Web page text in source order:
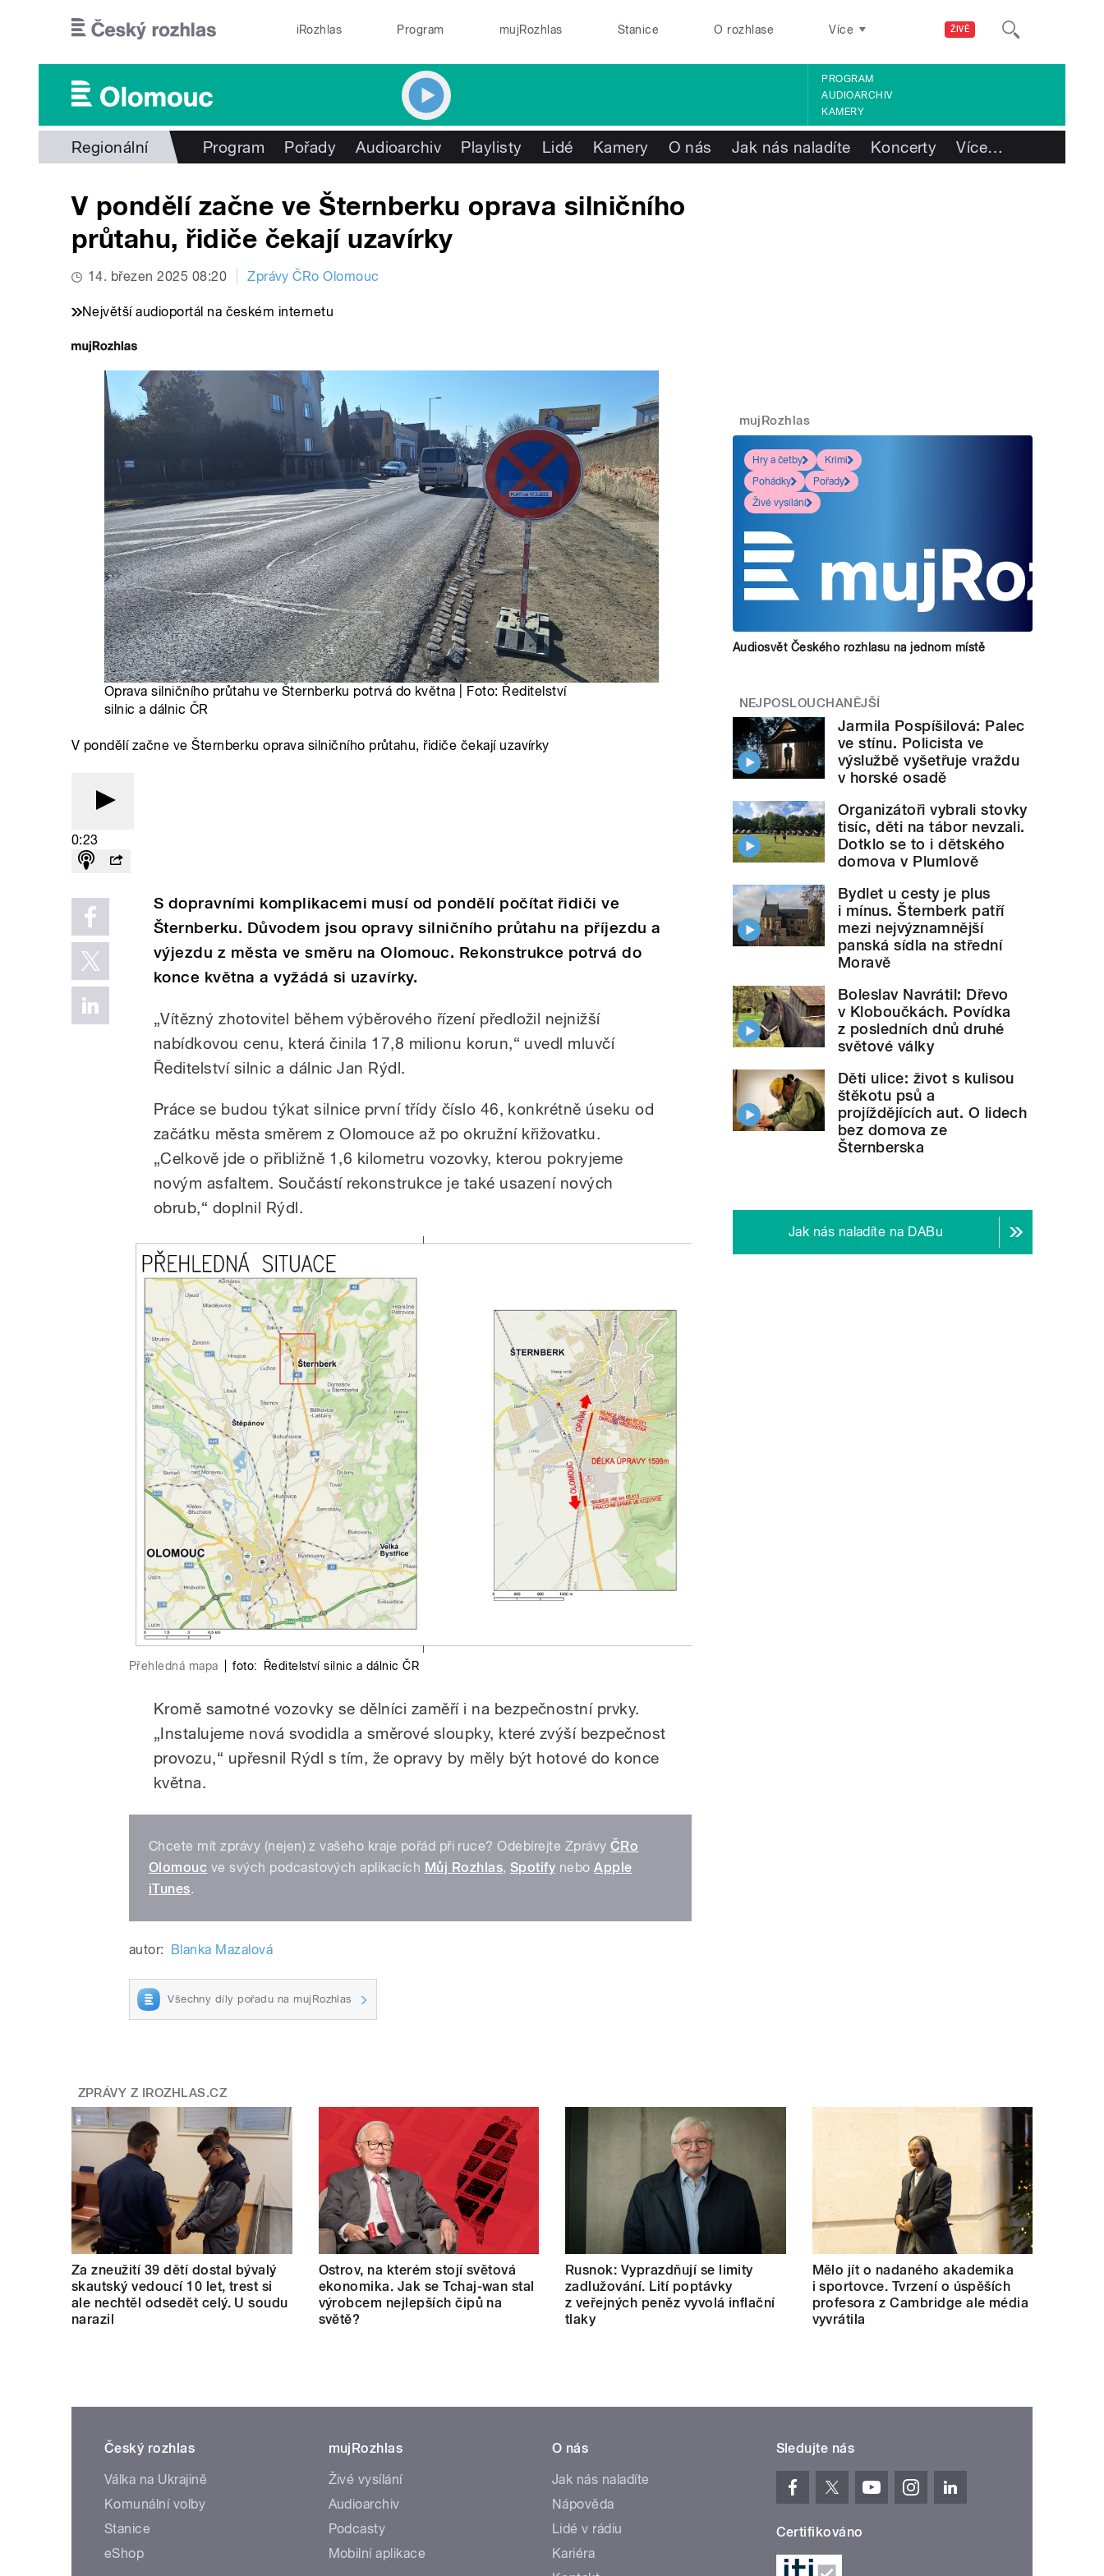
ŽIVĚ
iRozhlas Program mujRozhlas Stanice O rozhlase Více
PROGRAM
AUDIOARCHIV
KAMERY
Regionální Program Pořady Audioarchiv Playlisty Lidé Kamery O nás Jak nás naladíte Koncerty Více…
V pondělí začne ve Šternberku oprava silničního
průtahu, řidiče čekají uzavírky
14. březen 2025 08:20 Zprávy ČRo Olomouc
Největší audioportál na českém internetu
Oprava silničního průtahu ve Šternberku potrvá do května | Foto: Ředitelství
silnic a dálnic ČR
V pondělí začne ve Šternberku oprava silničního průtahu, řidiče čekají uzavírky
0:23
S dopravními komplikacemi musí od pondělí počítat řidiči ve
Šternberku. Důvodem jsou opravy silničního průtahu na příjezdu a
výjezdu z města ve směru na Olomouc. Rekonstrukce potrvá do
konce května a vyžádá si uzavírky.
„Vítězný zhotovitel během výběrového řízení předložil nejnižší
nabídkovou cenu, která činila 17,8 milionu korun,“ uvedl mluvčí
Ředitelství silnic a dálnic Jan Rýdl.
Práce se budou týkat silnice první třídy číslo 46, konkrétně úseku od
začátku města směrem z Olomouce až po okružní křižovatku.
„Celkově jde o přibližně 1,6 kilometru vozovky, kterou pokryjeme
novým asfaltem. Součástí rekonstrukce je také usazení nových
obrub,“ doplnil Rýdl.
Přehledná mapa foto: Ředitelství silnic a dálnic ČR
Kromě samotné vozovky se dělníci zaměří i na bezpečnostní prvky.
„Instalujeme nová svodidla a směrové sloupky, které zvýší bezpečnost
provozu,“ upřesnil Rýdl s tím, že opravy by měly být hotové do konce
května.
Chcete mít zprávy (nejen) z vašeho kraje pořád při ruce? Odebírejte Zprávy ČRo
Olomouc ve svých podcastových aplikacích Můj Rozhlas, Spotify neboApple
iTunes.
autor: Blanka Mazalová
Všechny díly pořadu na mujRozhlas
mujRozhlas
Hry a četby
Krimi
Pohádky
Pořady
Živé vysílání
Audiosvět Českého rozhlasu na jednom místě
NEJPOSLOUCHANĚJŠÍ
Jarmila Pospíšilová: Palec
ve stínu. Policista ve
výslužbě vyšetřuje vraždu
v horské osadě
Organizátoři vybrali stovky
tisíc, děti na tábor nevzali.
Dotklo se to i dětského
domova v Plumlově
Bydlet u cesty je plus
i mínus. Šternberk patří
mezi nejvýznamnější
panská sídla na střední
Moravě
Boleslav Navrátil: Dřevo
v Kloboučkách. Povídka
z posledních dnů druhé
světové války
Děti ulice: život s kulisou
štěkotu psů a
projíždějících aut. O lidech
bez domova ze
Šternberska
Jak nás naladíte na DABu
ZPRÁVY Z IROZHLAS.CZ
Za zneužití 39 dětí dostal bývalý
skautský vedoucí 10 let, trest si
ale nechtěl odsedět celý. U soudu
narazil
Ostrov, na kterém stojí světová
ekonomika. Jak se Tchaj-wan stal
výrobcem nejlepších čipů na
světě?
Rusnok: Vyprazdňují se limity
zadlužování. Lití poptávky
z veřejných peněz vyvolá inflační
tlaky
Mělo jít o nadaného akademika
i sportovce. Tvrzení o úspěších
profesora z Cambridge ale média
vyvrátila
Český rozhlas
Válka na Ukrajině
Komunální volby
Stanice
eShop
mujRozhlas
Živé vysílání
Audioarchiv
Podcasty
Mobilní aplikace
O nás
Jak nás naladíte
Nápověda
Lidé v rádiu
Kariéra
Sledujte nás
Certifikováno